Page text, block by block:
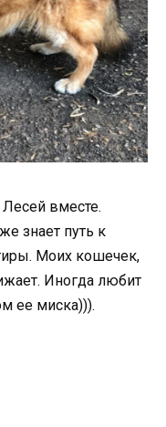
вместе.
знает путь к
Моих кошечек,
Иногда любит
ее миска))).